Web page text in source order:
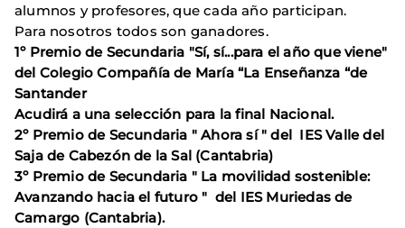
alumnos y profesores, que cada año participan.
Para nosotros todos son ganadores.
1º Premio de Secundaria "Sí, sí...para el año que viene"
del Colegio Compañía de María “La Enseñanza “de
Santander
Acudirá a una selección para la final Nacional.
2º Premio de Secundaria " Ahora sí " del IES Valle del
Saja de Cabezón de la Sal (Cantabria)
3º Premio de Secundaria " La movilidad sostenible:
Avanzando hacia el futuro " del IES Muriedas de
Camargo (Cantabria).